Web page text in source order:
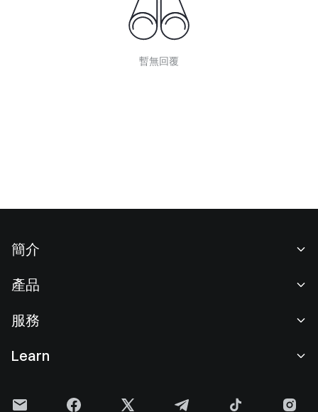
暫無回覆
簡介
新聞中心
產品
現貨交易
理財中心
服務
Learn
Gate 快訊